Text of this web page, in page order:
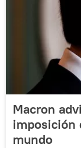
Macron
imposición
mundo